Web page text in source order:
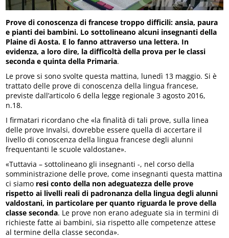
Prove di conoscenza di francese troppo difficili: ansia, paura
e pianti dei bambini. Lo sottolineano alcuni insegnanti della
Plaine di Aosta. E lo fanno attraverso una lettera. In
evidenza, a loro dire, la difficoltà della prova per le classi
seconda e quinta della Primaria.
Le prove si sono svolte questa mattina, lunedì 13 maggio. Si è
trattato delle prove di conoscenza della lingua francese,
previste dall’articolo 6 della legge regionale 3 agosto 2016,
n.18.
I firmatari ricordano che «la finalità di tali prove, sulla linea
delle prove Invalsi, dovrebbe essere quella di accertare il
livello di conoscenza della lingua francese degli alunni
frequentanti le scuole valdostane».
«Tuttavia – sottolineano gli insegnanti -, nel corso della
somministrazione delle prove, come insegnanti questa mattina
ci siamo resi conto della non adeguatezza delle prove
rispetto ai livelli reali di padronanza della lingua degli alunni
valdostani, in particolare per quanto riguarda le prove della
classe seconda. Le prove non erano adeguate sia in termini di
richieste fatte ai bambini, sia rispetto alle competenze attese
al termine della classe seconda».